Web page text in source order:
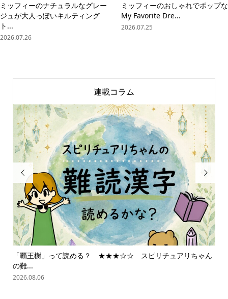
ミッフィーのナチュラルなグレー
ジュが大人っぽいキルティング
ト...
2026.07.26
ミッフィーのおしゃれでポップな
My Favorite Dre...
2026.07.25
連載コラム

「覇王樹」って読める？ ★★★☆☆ スピリチュアリちゃん
の難...
2026.08.06
